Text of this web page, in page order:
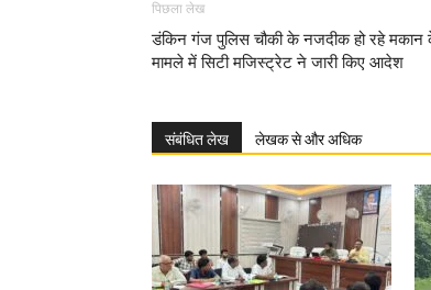
पिछला लेख
डंकिन गंज पुलिस चौकी के नजदीक हो रहे
मामले में सिटी मजिस्ट्रेट ने जारी किए आदेश
संबंधित लेख लेखक से और अधिक